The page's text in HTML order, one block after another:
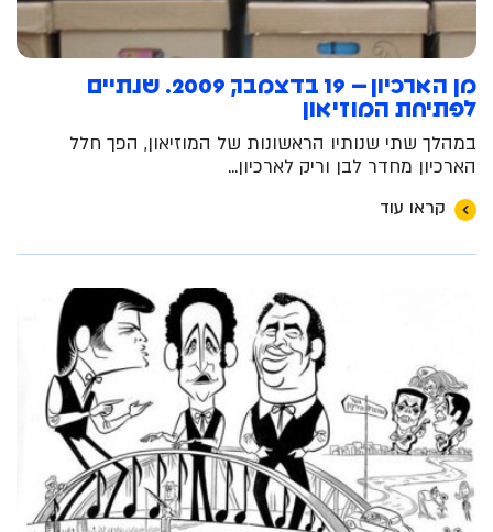
מן הארכיון – 19 בדצמבר, 2009. שנתיים
לפתיחת המוזיאון
במהלך שתי שנותיו הראשונות של המוזיאון, הפך חלל
הארכיון מחדר לבן וריק לארכיון...
קראו עוד